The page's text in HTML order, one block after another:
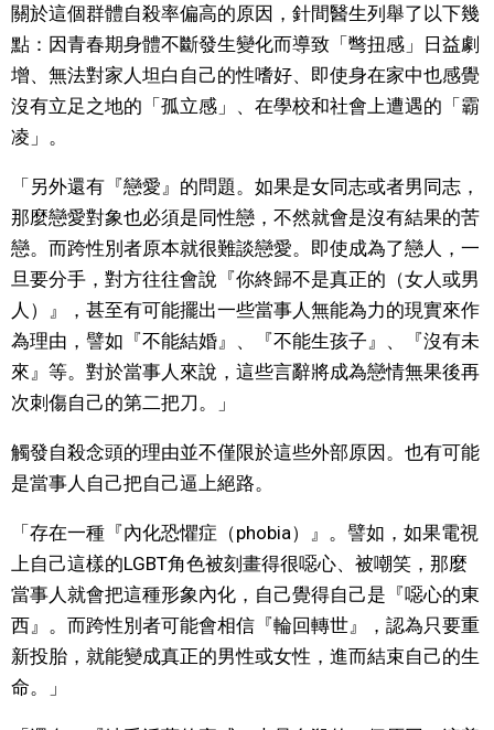
關於這個群體自殺率偏高的原因，針間醫生列舉了以下幾
點：因青春期身體不斷發生變化而導致「彆扭感」日益劇
增、無法對家人坦白自己的性嗜好、即使身在家中也感覺
沒有立足之地的「孤立感」、在學校和社會上遭遇的「霸
凌」。
「另外還有『戀愛』的問題。如果是女同志或者男同志，
那麼戀愛對象也必須是同性戀，不然就會是沒有結果的苦
戀。而跨性別者原本就很難談戀愛。即使成為了戀人，一
旦要分手，對方往往會說『你終歸不是真正的（女人或男
人）』，甚至有可能擺出一些當事人無能為力的現實來作
為理由，譬如『不能結婚』、『不能生孩子』、『沒有未
來』等。對於當事人來說，這些言辭將成為戀情無果後再
次刺傷自己的第二把刀。」
觸發自殺念頭的理由並不僅限於這些外部原因。也有可能
是當事人自己把自己逼上絕路。
「存在一種『內化恐懼症（phobia）』。譬如，如果電視
上自己這樣的LGBT角色被刻畫得很噁心、被嘲笑，那麼
當事人就會把這種形象內化，自己覺得自己是『噁心的東
西』。而跨性別者可能會相信『輪回轉世』，認為只要重
新投胎，就能變成真正的男性或女性，進而結束自己的生
命。」